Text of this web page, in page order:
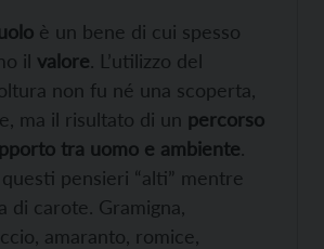
è un bene di cui spesso
il valore. L’utilizzo del
non fu né una scoperta,
ma il risultato di un percorso
tra uomo e ambiente.
pensieri “alti” mentre
di carote. Gramigna,
amaranto, romice,